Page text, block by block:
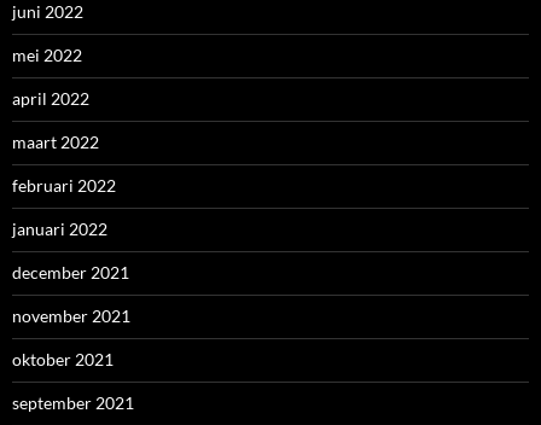
juni 2022
mei 2022
april 2022
maart 2022
februari 2022
januari 2022
december 2021
november 2021
oktober 2021
september 2021